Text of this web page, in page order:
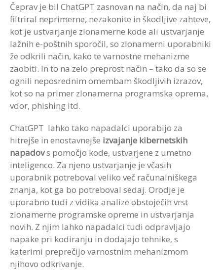
Čeprav je bil ChatGPT zasnovan na način, da naj bi
filtriral neprimerne, nezakonite in škodljive zahteve,
kot je ustvarjanje zlonamerne kode ali ustvarjanje
lažnih e-poštnih sporočil, so zlonamerni uporabniki
že odkrili način, kako te varnostne mehanizme
zaobiti. In to na zelo preprost način – tako da so se
ognili neposrednim omembam škodljivih izrazov,
kot so na primer zlonamerna programska oprema,
vdor, phishing itd.
ChatGPT lahko tako napadalci uporabijo za
hitrejše in enostavnejše izvajanje kibernetskih
napadovs pomočjo kode, ustvarjene z umetno
inteligenco. Za njeno ustvarjanje je včasih
uporabnik potreboval veliko več računalniškega
znanja, kot ga bo potreboval sedaj. Orodje je
uporabno tudi z vidika analize obstoječih vrst
zlonamerne programske opreme in ustvarjanja
novih. Z njim lahko napadalci tudi odpravljajo
napake pri kodiranju in dodajajo tehnike, s
katerimi preprečijo varnostnim mehanizmom
njihovo odkrivanje.